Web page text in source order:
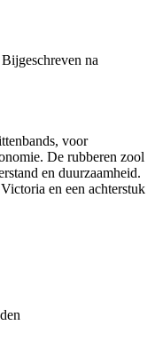
Bijgeschreven na
voor
De rubberen zool
en duurzaamheid.
en een achterstuk